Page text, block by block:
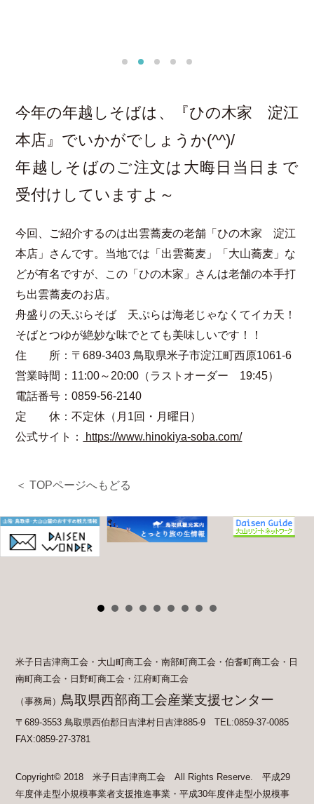
今年の年越しそばは、『ひの木家 淀江
本店』でいかがでしょうか(^^)/
年越しそばのご注文は大晦日当日まで
受付けしていますよ～
今回、ご紹介するのは出雲蕎麦の老舗「ひの木家 淀江
本店」さんです。当地では「出雲蕎麦」「大山蕎麦」な
どが有名ですが、この「ひの木家」さんは老舗の本手打
ち出雲蕎麦のお店。
舟盛りの天ぷらそば 天ぷらは海老じゃなくてイカ天！
そばとつゆが絶妙な味でとても美味しいです！！
住 所：〒689-3403 鳥取県米子市淀江町西原1061-6
営業時間：11:00～20:00（ラストオーダー 19:45）
電話番号：0859-56-2140
定 休：不定休（月1回・月曜日）
公式サイト：
https://www.hinokiya-soba.com/
＜ TOPページへもどる
米子日吉津商工会・大山町商工会・南部町商工会・伯耆町商工会・日
南町商工会・日野町商工会・江府町商工会
（事務局）鳥取県西部商工会産業支援センター
〒689-3553 鳥取県西伯郡日吉津村日吉津885-9 TEL:0859-37-0085
FAX:0859-27-3781
Copyright© 2018 米子日吉津商工会 All Rights Reserve. 平成29
年度伴走型小規模事業者支援推進事業・平成30年度伴走型小規模事